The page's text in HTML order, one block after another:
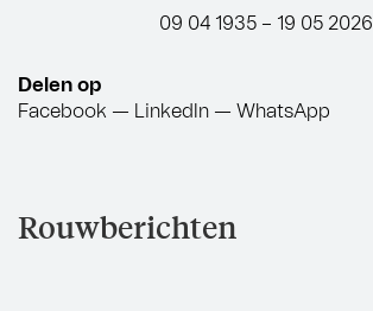
09 04 1935 – 19 05 2026
Delen op
Facebook — LinkedIn — WhatsApp
Rouwberichten